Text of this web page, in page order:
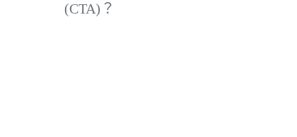
(CTA)？